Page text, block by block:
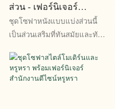
ส่วน - เฟอร์นิเจอร์
สำนักงานทันสมัยพร้อม
ดีไซน์ที่ทนทานและ
ชุดโซฟาหนังแบบแบ่งส่วนนี้
เป็นส่วนเสริมที่ทันสมัยและทัน
ด้วยการออกแบบที่ทนทานและ
สะดวกสบาย จึงเหมาะสำหรับ